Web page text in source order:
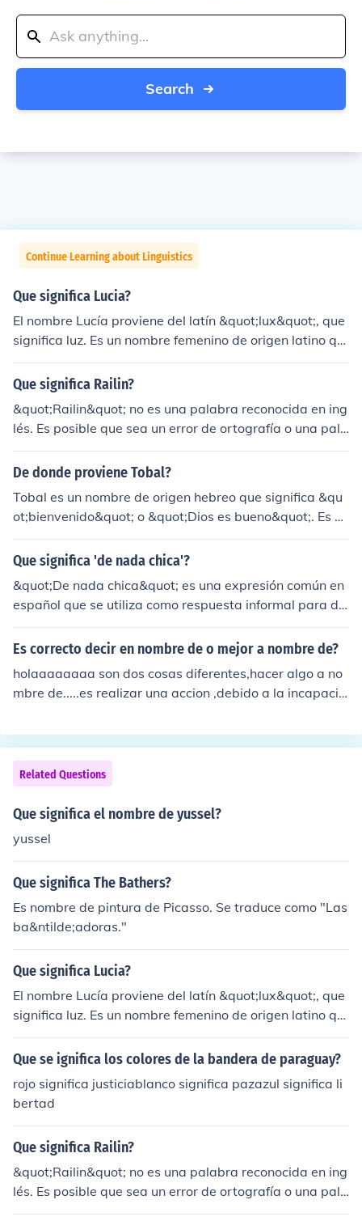
Search
Continue Learning about Linguistics
Que significa Lucia?
El nombre Lucía proviene del latín &quot;lux&quot;, que
significa luz. Es un nombre femenino de origen latino qu
e representa claridad, iluminación y belleza. En algunas
culturas, Lucía está asociado con la celebración de San
Que significa Railin?
&quot;Railin&quot; no es una palabra reconocida en ing
lés. Es posible que sea un error de ortografía o una pala
bra inventada. ¿Puedes darme más contexto para inten
tar ayudarte mejor?
De donde proviene Tobal?
Tobal es un nombre de origen hebreo que significa &qu
ot;bienvenido&quot; o &quot;Dios es bueno&quot;. Es un
nombre que suele ser utilizado en países de habla hisp
ana y su popularidad ha ido en aumento en los últimos
Que significa 'de nada chica'?
&quot;De nada chica&quot; es una expresión común en
español que se utiliza como respuesta informal para de
cir que no hay problema o que no es necesario agradec
er. Se emplea principalmente entre amigos o familiares
Es correcto decir en nombre de o mejor a nombre de?
holaaaaaaaa son dos cosas diferentes,hacer algo a no
mbre de.....es realizar una accion ,debido a la incapacid
....sedice cuando hay que poner el nombre de el propiet
ario de algo,o sea se refiere a cosas fisicas.
Related Questions
Que significa el nombre de yussel?
yussel
Que significa The Bathers?
Es nombre de pintura de Picasso. Se traduce como "Las
ba&ntilde;adoras."
Que significa Lucia?
El nombre Lucía proviene del latín &quot;lux&quot;, que
significa luz. Es un nombre femenino de origen latino qu
e representa claridad, iluminación y belleza. En algunas
culturas, Lucía está asociado con la celebración de San
Que se ignifica los colores de la bandera de paraguay?
rojo significa justiciablanco significa pazazul significa li
bertad
Que significa Railin?
&quot;Railin&quot; no es una palabra reconocida en ing
lés. Es posible que sea un error de ortografía o una pala
bra inventada. ¿Puedes darme más contexto para inten